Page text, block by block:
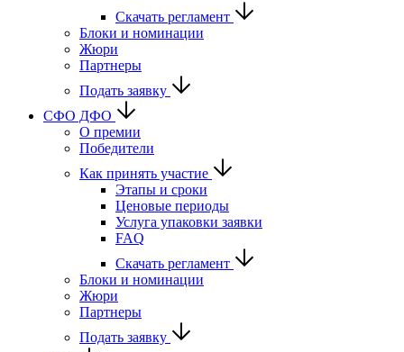
Скачать регламент
Блоки и номинации
Жюри
Партнеры
Подать заявку
CФО ДФО
О премии
Победители
Как принять участие
Этапы и сроки
Ценовые периоды
Услуга упаковки заявки
FAQ
Скачать регламент
Блоки и номинации
Жюри
Партнеры
Подать заявку